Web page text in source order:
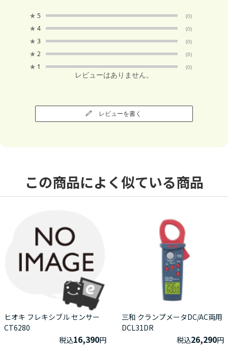
★ 5 (0)
★ 4 (0)
★ 3 (0)
★ 2 (0)
★ 1 (0)
レビューはありません。
レビューを書く
この商品によく似ている商品
ヒオキ フレキシブル センサー
CT6280
税込16,390円
三和 クランプメータDC/AC両用
DCL31DR
税込26,290円